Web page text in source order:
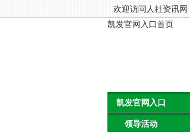
欢迎访问人社资讯网
凯发官网入口首页
凯发官网入口
首页
领导活动